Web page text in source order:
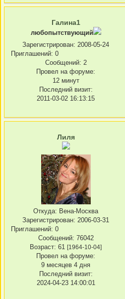
Галина1
любопытствующий
Зарегистрирован: 2008-05-24
Приглашений: 0
Сообщений: 2
Провел на форуме:
12 минут
Последний визит:
2011-03-02 16:13:15
Лиля
Откуда: Вена-Москва
Зарегистрирован: 2006-03-31
Приглашений: 0
Сообщений: 76042
Возраст: 61 [1964-10-04]
Провел на форуме:
9 месяцев 4 дня
Последний визит:
2024-04-23 14:00:01